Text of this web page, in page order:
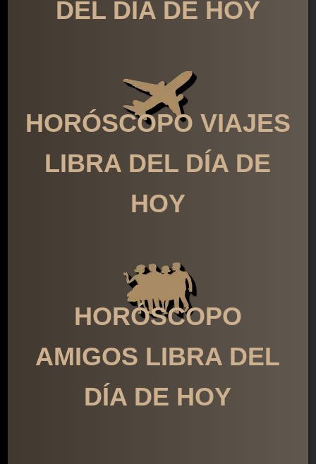
DEL DÍA DE HOY
HORÓSCOPO VIAJES
LIBRA DEL DÍA DE
HOY
HORÓSCOPO
AMIGOS LIBRA DEL
DÍA DE HOY